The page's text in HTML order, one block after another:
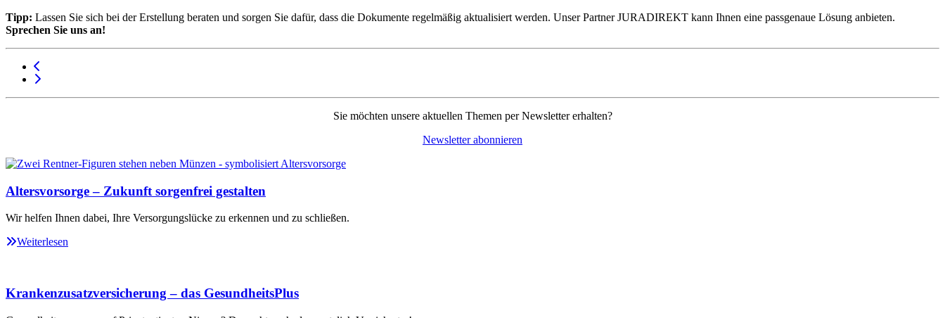
Tipp: Lassen Sie sich bei der Erstellung beraten und sorgen Sie dafür, dass die Dokumente regelmäßig aktualisiert werden. Unser Partner JURADIREKT kann Ihnen eine passgenaue Lösung anbieten.
Sprechen Sie uns an!
Sie möchten unsere aktuellen Themen per Newsletter erhalten?
Newsletter abonnieren
Altersvorsorge – Zukunft sorgenfrei gestalten
Wir helfen Ihnen dabei, Ihre Versorgungslücke zu erkennen und zu schließen.
Weiterlesen
Krankenzusatzversicherung – das GesundheitsPlus